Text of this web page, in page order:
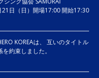
21日（日）開場17:00 開始17:30
KOREAは、 互いのタイトル
約束しました。